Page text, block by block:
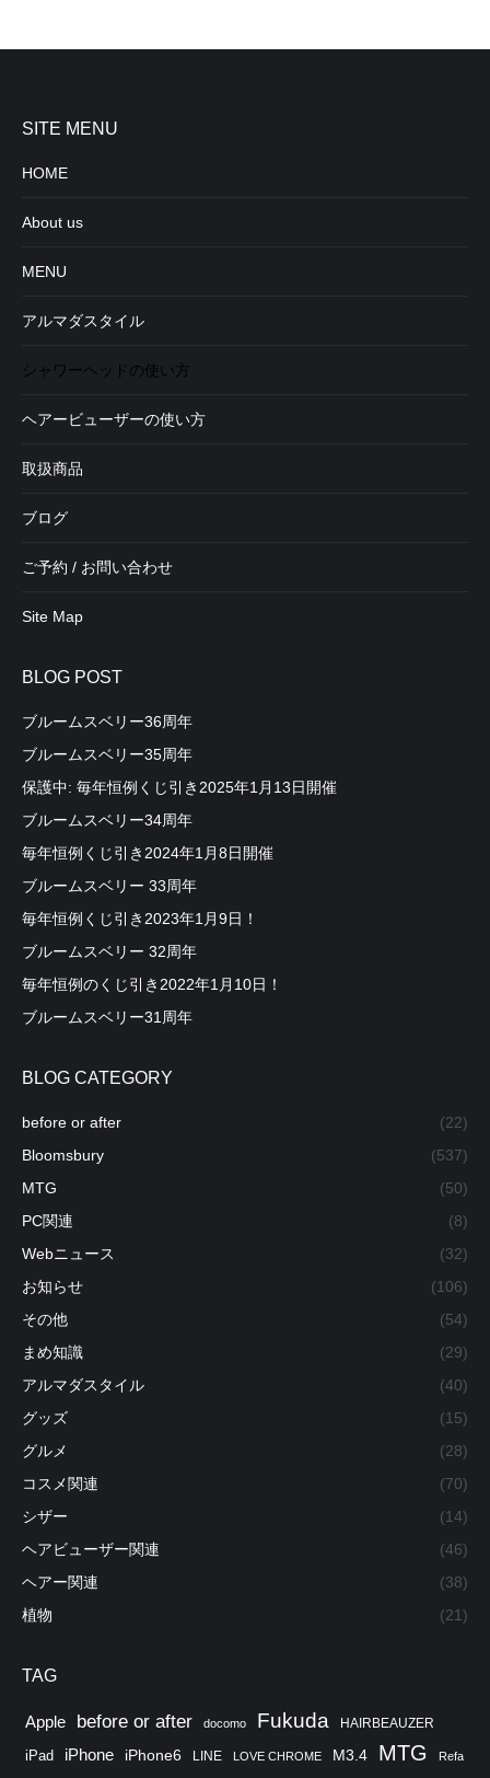
・右へ回すと水圧は段々弱くなりますが、
マイクロバブルの効果も薄れます。
す。
を一番右へ回し、
頭皮と髪にまんべんなくマイクロバブルをかけ流してあげまし
マイクロバブルをかけ流す時間は、手触りが変化してくるのが
わかるはずです。
その状態に髪が変化してきたらOKサインです。
＊バスタブに入れて使用する際、コスメカートリッジのボタン
ているボタンを
押すと､マイクロバブル＆美容鋭気のダブル効果で乾燥から防い
コスメカートリッジのボタンは本体側面に付いています。
３０秒ほどでお肌の潤いを満たしてくれます。
そして、最後に必ずコスメカートリッジボタンを元の位置に戻
れ、潤いを与えてくれます。
お肌にトラブル等ある方へのコスメカートリッジの使用法な
SITE MENU
HOME
About us
MENU
アルマダスタイル
シャワーヘッドの使い方
ヘアービューザーの使い方
取扱商品
ブログ
ご予約 / お問い合わせ
Site Map
BLOG POST
ブルームスベリー36周年
ブルームスベリー35周年
保護中: 毎年恒例くじ引き2025年1月13日開催
ブルームスベリー34周年
毎年恒例くじ引き2024年1月8日開催
ブルームスベリー 33周年
毎年恒例くじ引き2023年1月9日！
ブルームスベリー 32周年
毎年恒例のくじ引き2022年1月10日！
ブルームスベリー31周年
BLOG CATEGORY
before or after
(22)
Bloomsbury
(537)
MTG
(50)
PC関連
(8)
Webニュース
(32)
お知らせ
(106)
その他
(54)
まめ知識
(29)
アルマダスタイル
(40)
グッズ
(15)
グルメ
(28)
コスメ関連
(70)
シザー
(14)
ヘアビューザー関連
(46)
ヘアー関連
(38)
植物
(21)
TAG
Apple before or after docomo Fukuda HAIRBEAUZER
iPad iPhone iPhone6 LINE LOVE CHROME M3.4 MTG Refa